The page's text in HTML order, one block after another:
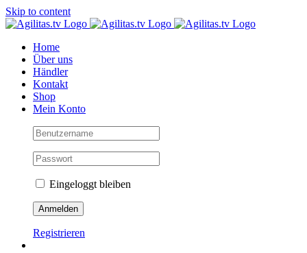
Skip to content
Home
Über uns
Händler
Kontakt
Shop
Mein Konto
Eingeloggt bleiben
Registrieren